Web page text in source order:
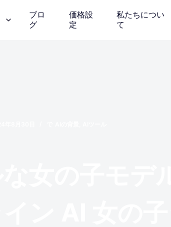
ブロ
グ
価格設
定
私たちについ
て